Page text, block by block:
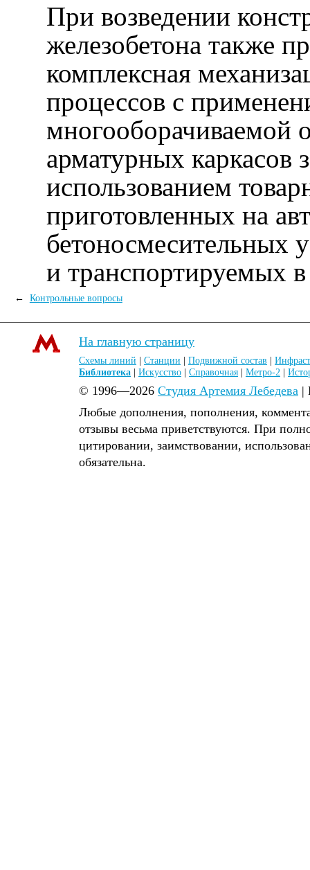
При возведении
железобетона также
комплексная
процессов с
многооборачиваемой
арматурных каркасов
использованием
приготовленных на
бетоносмесительных
и транспортируемых
← Контрольные вопросы
На главную страницу
Схемы линий | Станции | Подвижной состав |
Библиотека | Искусство | Справочная | Метро-2 |
© 1996—2026 Студия Артемия Лебедева |
Любые дополнения, пополнения,
отзывы весьма приветствуются. При
цитировании, заимствовании,
обязательна.